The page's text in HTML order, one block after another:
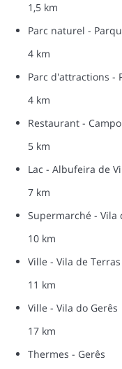
1,5 km
Parc naturel -
4 km
Parc d'attractions -
4 km
Restaurant -
5 km
Lac - Albufeira de
7 km
Supermarché - Vila
10 km
Ville - Vila de
11 km
Ville - Vila do Gerês
17 km
Thermes - Gerês